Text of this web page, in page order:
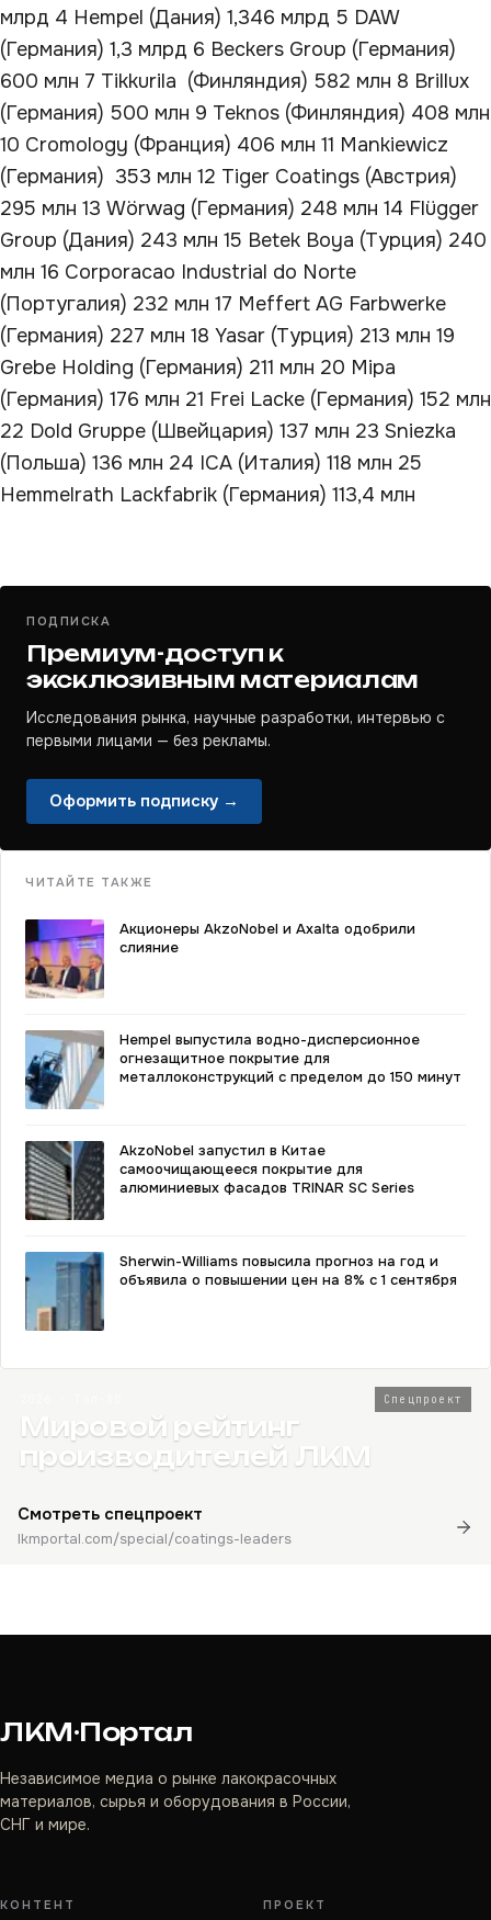
млрд 4 Hempel (Дания) 1,346 млрд 5 DAW
(Германия) 1,3 млрд 6 Beckers Group (Германия)
600 млн 7 Tikkurila (Финляндия) 582 млн 8 Brillux
(Германия) 500 млн 9 Teknos (Финляндия) 408 млн
10 Cromology (Франция) 406 млн 11 Mankiewicz
(Германия) 353 млн 12 Tiger Coatings (Австрия)
295 млн 13 Wörwag (Германия) 248 млн 14 Flügger
Group (Дания) 243 млн 15 Betek Boya (Турция) 240
млн 16 Corporacao Industrial do Norte
(Португалия) 232 млн 17 Meffert AG Farbwerke
(Германия) 227 млн 18 Yasar (Турция) 213 млн 19
Grebe Holding (Германия) 211 млн 20 Mipa
(Германия) 176 млн 21 Frei Lacke (Германия) 152 млн
22 Dold Gruppe (Швейцария) 137 млн 23 Sniezka
(Польша) 136 млн 24 ICA (Италия) 118 млн 25
Hemmelrath Lackfabrik (Германия) 113,4 млн
ПОДПИСКА
Премиум-доступ к
эксклюзивным материалам
Исследования рынка, научные разработки, интервью с
первыми лицами — без рекламы.
Оформить подписку →
ЧИТАЙТЕ ТАКЖЕ
Акционеры AkzoNobel и Axalta одобрили
слияние
Hempel выпустила водно-дисперсионное
огнезащитное покрытие для
металлоконструкций с пределом до 150 минут
AkzoNobel запустил в Китае
самоочищающееся покрытие для
алюминиевых фасадов TRINAR SC Series
Sherwin-Williams повысила прогноз на год и
объявила о повышении цен на 8% с 1 сентября
Спецпроект
Мировой рейтинг
производителей ЛКМ
Смотреть спецпроект
lkmportal.com/special/coatings-leaders
ЛКМ·Портал
Независимое медиа о рынке лакокрасочных
материалов, сырья и оборудования в России,
СНГ и мире.
КОНТЕНТ ПРОЕКТ